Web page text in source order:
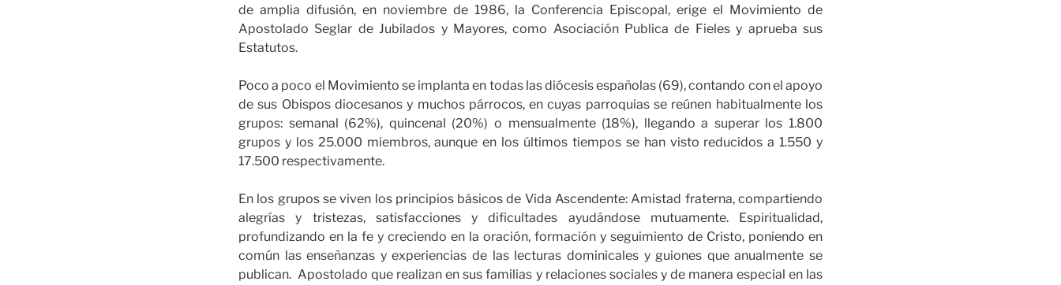
de amplia difusión, en noviembre de 1986, la Conferencia Episcopal, erige el Movimiento de
Apostolado Seglar de Jubilados y Mayores, como Asociación Publica de Fieles y aprueba sus
Estatutos.
Poco a poco el Movimiento se implanta en todas las diócesis españolas (69), contando con el apoyo
de sus Obispos diocesanos y muchos párrocos, en cuyas parroquias se reúnen habitualmente los
grupos: semanal (62%), quincenal (20%) o mensualmente (18%), llegando a superar los 1.800
grupos y los 25.000 miembros, aunque en los últimos tiempos se han visto reducidos a 1.550 y
17.500 respectivamente.
En los grupos se viven los principios básicos de Vida Ascendente: Amistad fraterna, compartiendo
alegrías y tristezas, satisfacciones y dificultades ayudándose mutuamente. Espiritualidad,
profundizando en la fe y creciendo en la oración, formación y seguimiento de Cristo, poniendo en
común las enseñanzas y experiencias de las lecturas dominicales y guiones que anualmente se
publican. Apostolado que realizan en sus familias y relaciones sociales y de manera especial en las